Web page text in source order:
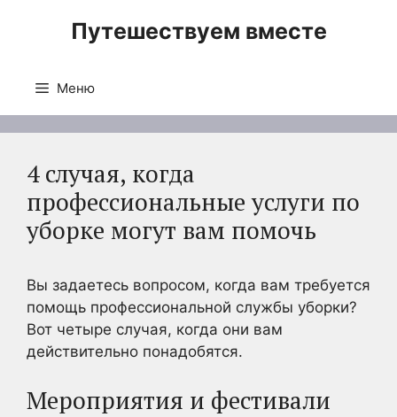
Путешествуем вместе
Меню
4 случая, когда
профессиональные услуги по
уборке могут вам помочь
Вы задаетесь вопросом, когда вам требуется
помощь профессиональной службы уборки?
Вот четыре случая, когда они вам
действительно понадобятся.
Мероприятия и фестивали